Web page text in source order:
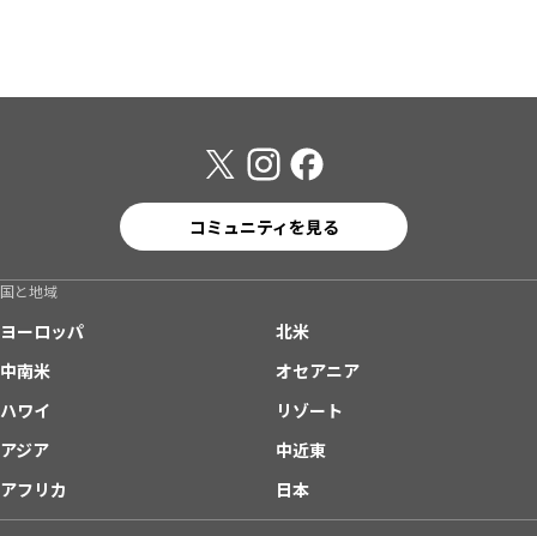
コミュニティを見る
国と地域
ヨーロッパ
北米
中南米
オセアニア
ハワイ
リゾート
アジア
中近東
アフリカ
日本